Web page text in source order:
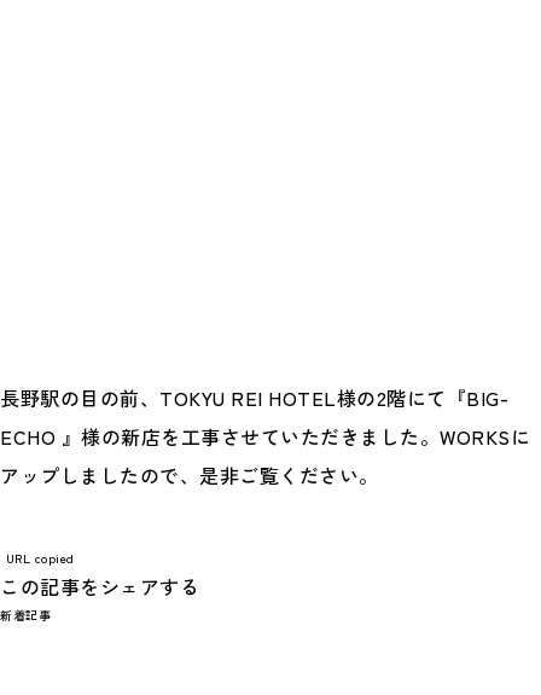
長野駅の目の前、TOKYU REI HOTEL様の2階にて『BIG-
ECHO 』様の新店を工事させていただきました。WORKSに
アップしましたので、是非ご覧ください。
URL copied
この記事をシェアする
新着記事